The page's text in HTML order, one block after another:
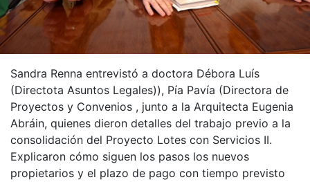
Sandra Renna entrevistó a doctora Débora Luís
(Directota Asuntos Legales)), Pía Pavía (Directora de
Proyectos y Convenios , junto a la Arquitecta Eugenia
Abráin, quienes dieron detalles del trabajo previo a la
consolidación del Proyecto Lotes con Servicios II.
Explicaron cómo siguen los pasos los nuevos
propietarios y el plazo de pago con tiempo previsto